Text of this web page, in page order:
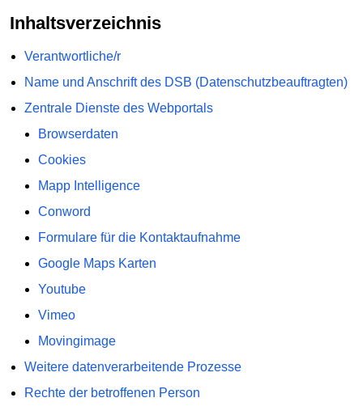
Inhaltsverzeichnis
Verantwortliche/r
Name und Anschrift des DSB (Datenschutzbeauftragten)
Zentrale Dienste des Webportals
Browserdaten
Cookies
Mapp Intelligence
Conword
Formulare für die Kontaktaufnahme
Google Maps Karten
Youtube
Vimeo
Movingimage
Weitere datenverarbeitende Prozesse
Rechte der betroffenen Person